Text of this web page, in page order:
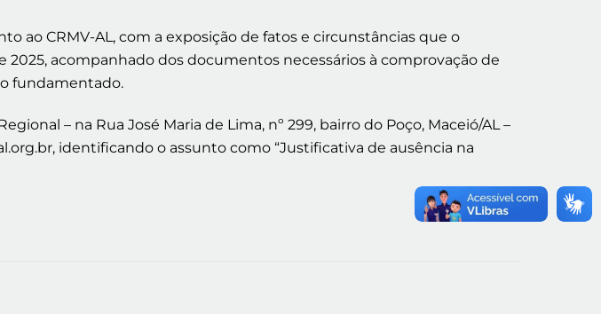
ao CRMV-AL, com a exposição de fatos e circunstâncias que o
acompanhado dos documentos necessários à comprovação de
fundamentado.
– na Rua José Maria de Lima, nº 299, bairro do Poço, Maceió/AL –
identificando o assunto como “Justificativa de ausência na